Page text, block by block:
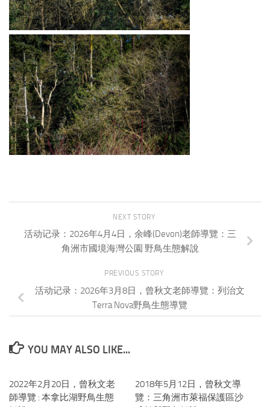
NEXT STORY
活动记录：2026年4月4日，余峰(Devon)老師導覽：三
角洲市國境海灣公園 野鳥生態解說
PREVIOUS STORY
活动记录：2026年3月8日，曾秋文老師導覽：列治文
Terra Nova野鳥生態導覽
YOU MAY ALSO LIKE...
2022年2月20日，曾秋文老
師導覽 : 本拿比湖野鳥生態
2018年5月12日，曾秋文導
覽：三角洲市萊福保護區沙